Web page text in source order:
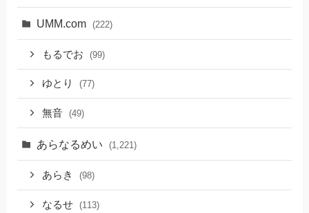
UMM.com (222)
もるでお (99)
ゆとり (77)
無音 (49)
あらなるめい (1,221)
あらき (98)
なるせ (113)